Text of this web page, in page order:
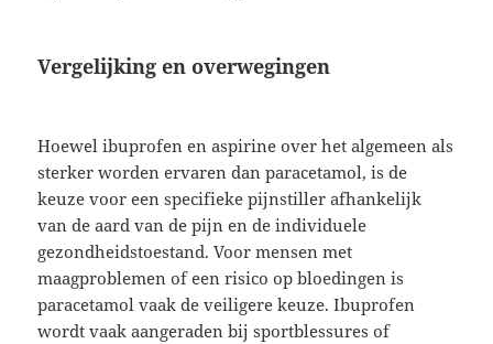
Vergelijking en overwegingen
Hoewel ibuprofen en aspirine over het algemeen als
sterker worden ervaren dan paracetamol, is de
keuze voor een specifieke pijnstiller afhankelijk
van de aard van de pijn en de individuele
gezondheidstoestand. Voor mensen met
maagproblemen of een risico op bloedingen is
paracetamol vaak de veiligere keuze. Ibuprofen
wordt vaak aangeraden bij sportblessures of